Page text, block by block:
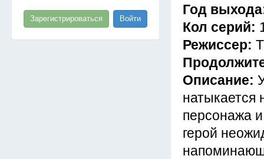
Зарегистрироваться Войти
Год
Кол серий:
Режиссер:
Описание:
натыкается
персонажа
герой